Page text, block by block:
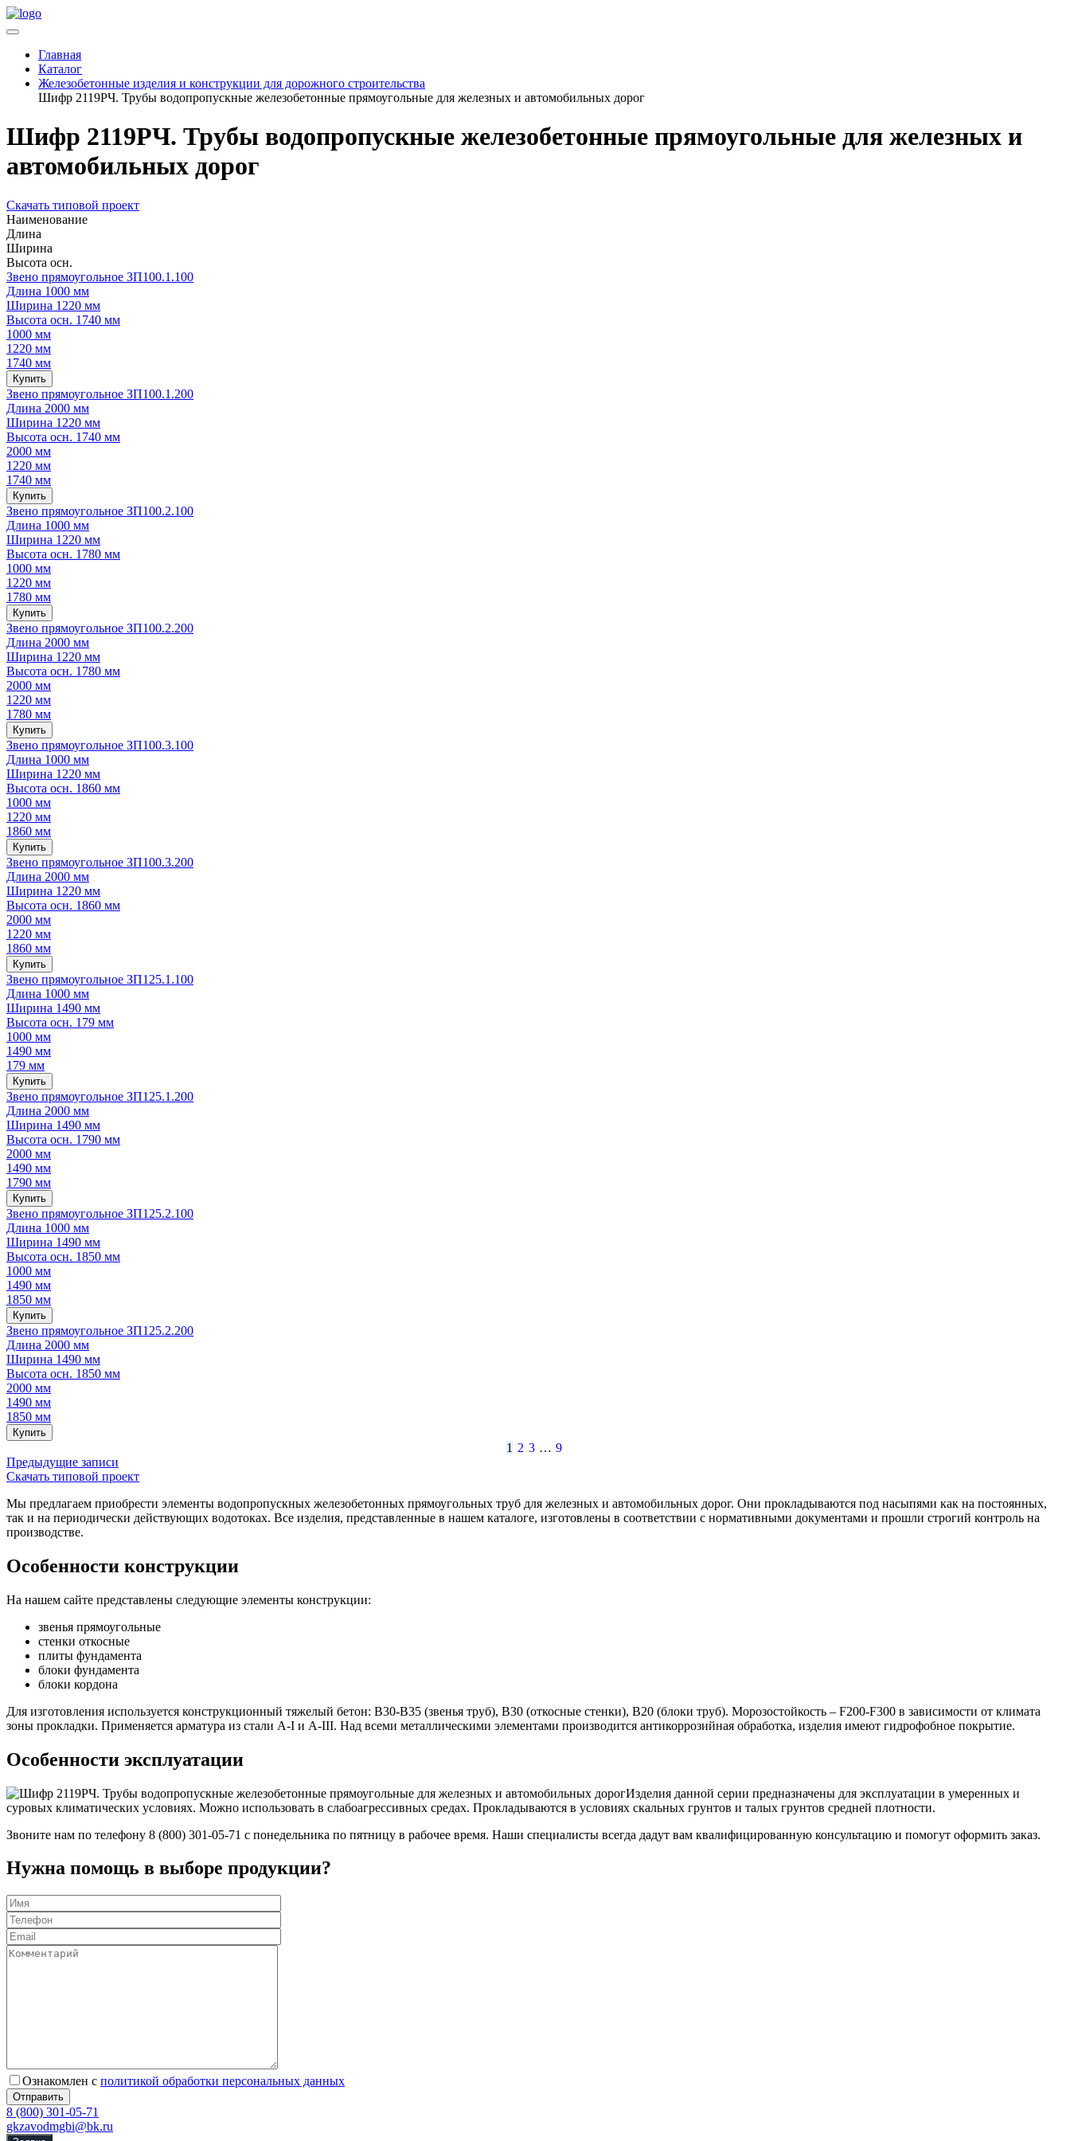
Главная
Каталог
Железобетонные изделия и конструкции для дорожного строительства
Шифр 2119РЧ. Трубы водопропускные железобетонные прямоугольные для железных и автомобильных дорог
Шифр 2119РЧ. Трубы водопропускные железобетонные прямоугольные для железных и
автомобильных дорог
Скачать типовой проект
Наименование
Длина
Ширина
Высота осн.
Звено прямоугольное ЗП100.1.100
Длина 1000 мм
Ширина 1220 мм
Высота осн. 1740 мм
1000 мм
1220 мм
1740 мм
Купить
Звено прямоугольное ЗП100.1.200
Длина 2000 мм
Ширина 1220 мм
Высота осн. 1740 мм
2000 мм
1220 мм
1740 мм
Купить
Звено прямоугольное ЗП100.2.100
Длина 1000 мм
Ширина 1220 мм
Высота осн. 1780 мм
1000 мм
1220 мм
1780 мм
Купить
Звено прямоугольное ЗП100.2.200
Длина 2000 мм
Ширина 1220 мм
Высота осн. 1780 мм
2000 мм
1220 мм
1780 мм
Купить
Звено прямоугольное ЗП100.3.100
Длина 1000 мм
Ширина 1220 мм
Высота осн. 1860 мм
1000 мм
1220 мм
1860 мм
Купить
Звено прямоугольное ЗП100.3.200
Длина 2000 мм
Ширина 1220 мм
Высота осн. 1860 мм
2000 мм
1220 мм
1860 мм
Купить
Звено прямоугольное ЗП125.1.100
Длина 1000 мм
Ширина 1490 мм
Высота осн. 179 мм
1000 мм
1490 мм
179 мм
Купить
Звено прямоугольное ЗП125.1.200
Длина 2000 мм
Ширина 1490 мм
Высота осн. 1790 мм
2000 мм
1490 мм
1790 мм
Купить
Звено прямоугольное ЗП125.2.100
Длина 1000 мм
Ширина 1490 мм
Высота осн. 1850 мм
1000 мм
1490 мм
1850 мм
Купить
Звено прямоугольное ЗП125.2.200
Длина 2000 мм
Ширина 1490 мм
Высота осн. 1850 мм
2000 мм
1490 мм
1850 мм
Купить
1 2 3 … 9
Навигация
по
записям
Предыдущие записи
Скачать типовой проект
Мы предлагаем приобрести элементы водопропускных железобетонных прямоугольных труб для железных и автомобильных дорог. Они прокладываются под насыпями как на постоянных,
так и на периодически действующих водотоках. Все изделия, представленные в нашем каталоге, изготовлены в соответствии с нормативными документами и прошли строгий контроль на
производстве.
Особенности конструкции
На нашем сайте представлены следующие элементы конструкции:
звенья прямоугольные
стенки откосные
плиты фундамента
блоки фундамента
блоки кордона
Для изготовления используется конструкционный тяжелый бетон: В30-В35 (звенья труб), В30 (откосные стенки), В20 (блоки труб). Морозостойкость – F200-F300 в зависимости от климата
зоны прокладки. Применяется арматура из стали A-I и A-III. Над всеми металлическими элементами производится антикоррозийная обработка, изделия имеют гидрофобное покрытие.
Особенности эксплуатации
Изделия данной серии предназначены для эксплуатации в умеренных и
суровых климатических условиях. Можно использовать в слабоагрессивных средах. Прокладываются в условиях скальных грунтов и талых грунтов средней плотности.
Звоните нам по телефону 8 (800) 301-05-71 с понедельника по пятницу в рабочее время. Наши специалисты всегда дадут вам квалифицированную консультацию и помогут оформить заказ.
Нужна помощь в выборе продукции?
Ознакомлен с политикой обработки персональных данных
8 (800) 301-05-71
gkzavodmgbi@bk.ru